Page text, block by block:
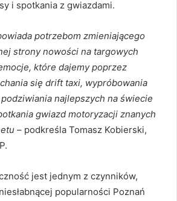
i spotkania z gwiazdami.
potrzebom zmieniającego
strony nowości na targowych
które dajemy poprzez
się drift taxi, wypróbowania
najlepszych na świecie
gwiazd motoryzacji znanych
– podkreśla Tomasz Kobierski,
jest jednym z czynników,
popularności Poznań